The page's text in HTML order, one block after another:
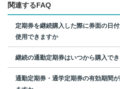
関連するFAQ
定期券を継続購入した際に券面の日
使用できますか
継続の通勤定期券はいつから購入で
通勤定期券・通学定期券の有効期間